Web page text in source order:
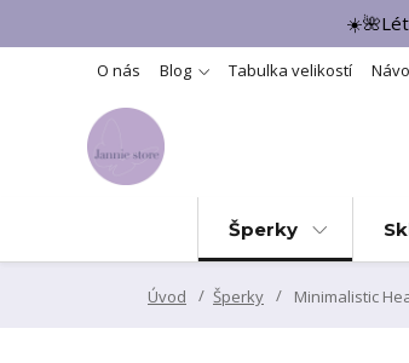
O nás Blog Tabulka velikostí
Šperky
Úvod Šperky Minimalistic